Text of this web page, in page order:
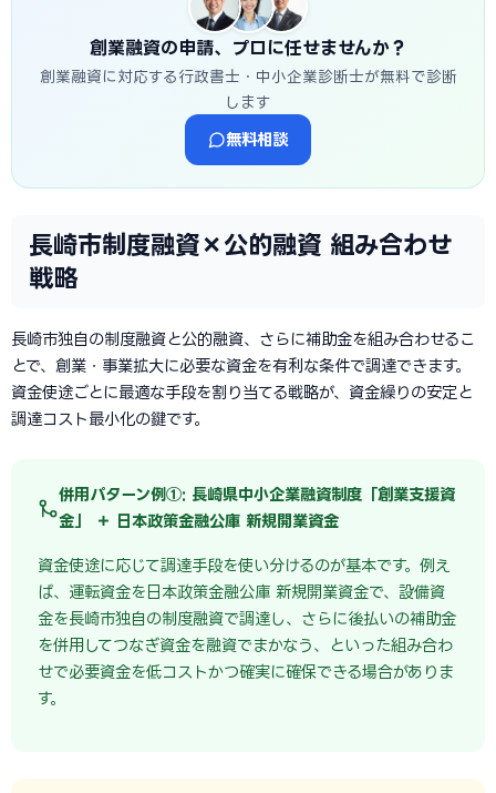
創業融資の申請、プロに任せませんか？
創業融資に対応する行政書士・中小企業診断士が無料で診断
します
無料相談
長崎市制度融資×公的融資 組み合わせ
戦略
長崎市独自の制度融資と公的融資、さらに補助金を組み合わせるこ
とで、創業・事業拡大に必要な資金を有利な条件で調達できます。
資金使途ごとに最適な手段を割り当てる戦略が、資金繰りの安定と
調達コスト最小化の鍵です。
併用パターン例①: 長崎県中小企業融資制度「創業支援資
金」 ＋ 日本政策金融公庫 新規開業資金
資金使途に応じて調達手段を使い分けるのが基本です。例え
ば、運転資金を日本政策金融公庫 新規開業資金で、設備資
金を長崎市独自の制度融資で調達し、さらに後払いの補助金
を併用してつなぎ資金を融資でまかなう、といった組み合わ
せで必要資金を低コストかつ確実に確保できる場合がありま
す。